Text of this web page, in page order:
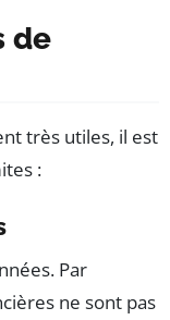
de
très utiles, il est
:
Par
ne sont pas